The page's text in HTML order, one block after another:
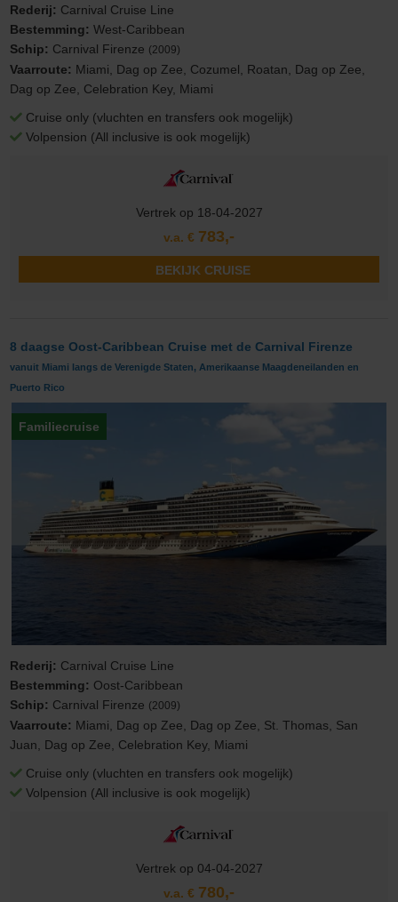
Rederij: Carnival Cruise Line
Bestemming:West-Caribbean
Schip: Carnival Firenze (2009)
Vaarroute: Miami, Dag op Zee, Cozumel, Roatan, Dag op Zee,
Dag op Zee, Celebration Key, Miami
Cruise only (vluchten en transfers ook mogelijk)
Volpension (All inclusive is ook mogelijk)
Vertrek op 18-04-2027
v.a. € 783,-
BEKIJK CRUISE
8 daagse Oost-Caribbean Cruise met de Carnival Firenze
vanuit Miami langs de Verenigde Staten, Amerikaanse Maagdeneilanden en
Puerto Rico
Familiecruise
Rederij: Carnival Cruise Line
Bestemming: Oost-Caribbean
Schip: Carnival Firenze (2009)
Vaarroute: Miami, Dag op Zee, Dag op Zee, St. Thomas, San
Juan, Dag op Zee, Celebration Key, Miami
Cruise only (vluchten en transfers ook mogelijk)
Volpension (All inclusive is ook mogelijk)
Vertrek op 04-04-2027
v.a. € 780,-